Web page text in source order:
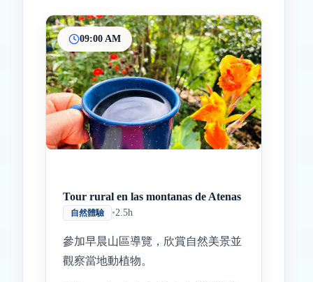
InicioParadas intermedias
Final
09:00 AM
Tour rural en las montanas de Atenas
自然體驗 •2.5h
參加早晨山區導覽，欣賞自然美景並
觀察當地動植物。